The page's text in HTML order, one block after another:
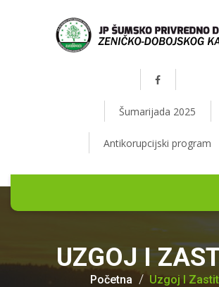
Šumarijada 2025
Antikorupcijski program
UZGOJ I
Početna Uzgoj I